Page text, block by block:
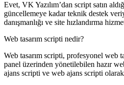
Evet, VK Yazılım’dan script satın
güncellemeye kadar teknik destek
danışmanlığı ve site hızlandırma
Web tasarım scripti nedir?
Web tasarım scripti, profesyonel web
panel üzerinden yönetilebilen hazır
ajans scripti ve web ajans scripti